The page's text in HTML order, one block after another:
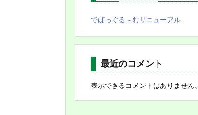
でばっぐる～むリニューアル
最近のコメント
表示できるコメントはありません。